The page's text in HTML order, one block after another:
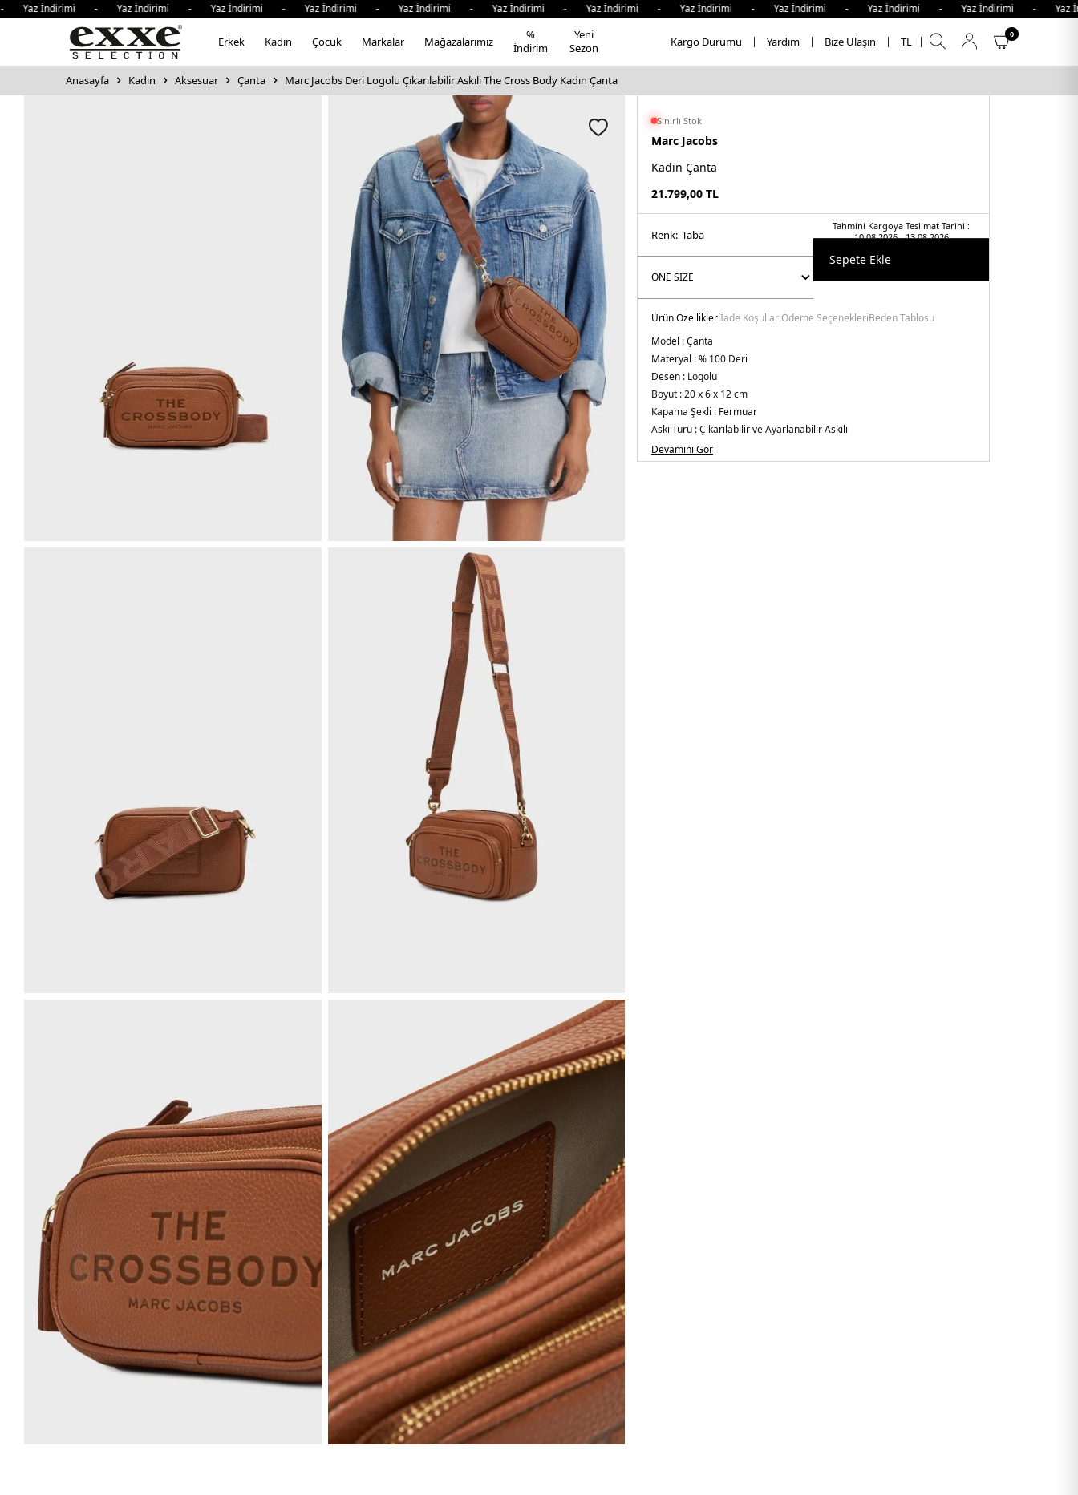
İndirimi - Yaz İndirimi - Yaz İndirimi - Yaz İndirimi - Yaz İndirimi - Yaz İndirimi - Yaz İndirimi - Yaz İndirimi - Yaz İndirimi - Yaz İndirimi - Yaz İndirimi -
Erkek Kadın Çocuk Markalar Mağazalarımız
%
İndirim
Yeni
Sezon
Kargo Durumu Yardım Bize Ulaşın TL
0
Anasayfa Kadın Aksesuar Çanta Marc Jacobs Deri Logolu Çıkarılabilir Askılı The Cross Body Kadın Çanta
Sınırlı Stok
Marc Jacobs
Kadın Çanta
21.799,00 TL
Tahmini Kargoya Teslimat Tarihi :
10.08.2026 - 13.08.2026
Renk: taba
Sepete Ekle
Ürün Özellikleriİade KoşullarıÖdeme SeçenekleriBeden Tablosu
Model :Çanta
Materyal :% 100 Deri
Desen : Logolu
Boyut :20 x 6 x 12 cm
Kapama Şekli : Fermuar
Askı Türü :Çıkarılabilir ve Ayarlanabilir Askılı
Cep Tipi : Fermuarlı Ön Cep
Üretim Yeri :İtalya
Devamını Gör